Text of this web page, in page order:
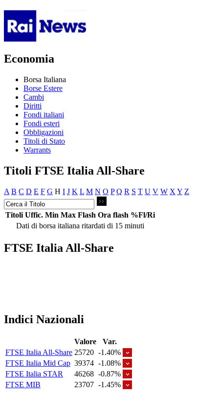
Economia
Borsa Italiana
Borse Estere
Cambi
Diritti
Fondi italiani
Fondi esteri
Obbligazioni
Titoli di Stato
Warrants
Titoli FTSE Italia All-Share
A B C D E F G H I J K L M N O P Q R S T U V W X Y Z
Titoli Uffic. Min Max Flash Ora flash %Fl/Ri
Dati di borsa italiana ritardati di 15 minuti
FTSE Italia All-Share
Indici Nazionali
Valore
Var.
FTSE Italia All-Share 25720 -1.40%
FTSE Italia Mid Cap 39374 -1.08%
FTSE Italia STAR
46268 -0.87%
FTSE MIB
23707 -1.45%